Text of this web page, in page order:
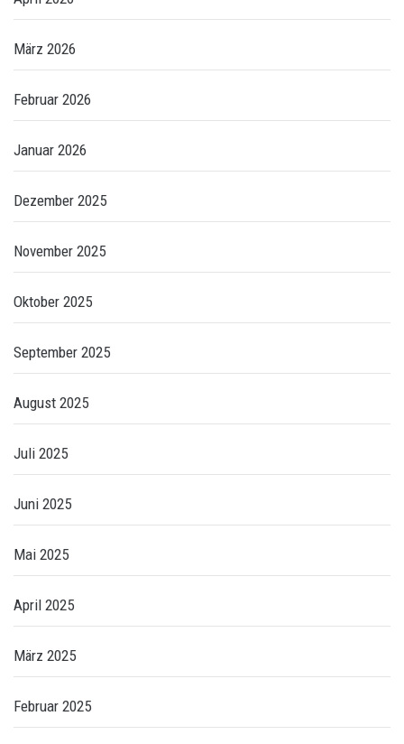
März 2026
Februar 2026
Januar 2026
Dezember 2025
November 2025
Oktober 2025
September 2025
August 2025
Juli 2025
Juni 2025
Mai 2025
April 2025
März 2025
Februar 2025